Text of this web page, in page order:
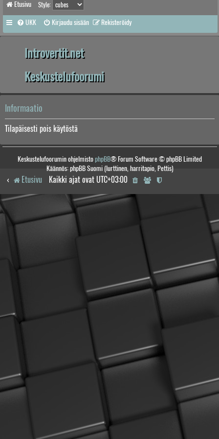
Etusivu Style:
UKK Kirjaudu sisään Rekisteröidy
Introvertit.net
Keskustelufoorumi
Informaatio
Tilapäisesti pois käytöstä
Keskustelufoorumin ohjelmistophpBB® Forum Software © phpBB Limited
Käännös: phpBB Suomi (lurttinen, harritapio, Pettis)
Etusivu Kaikki ajat ovat UTC+03:00